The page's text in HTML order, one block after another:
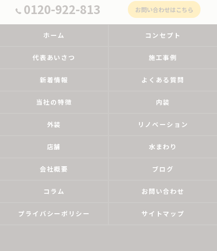
0120-922-813 お問い合わせはこちら
ホーム コンセプト
代表あいさつ 施工事例
新着情報 よくある質問
当社の特徴 内装
外装 リノベーション
店舗 水まわり
会社概要 ブログ
コラム お問い合わせ
プライバシーポリシー サイトマップ